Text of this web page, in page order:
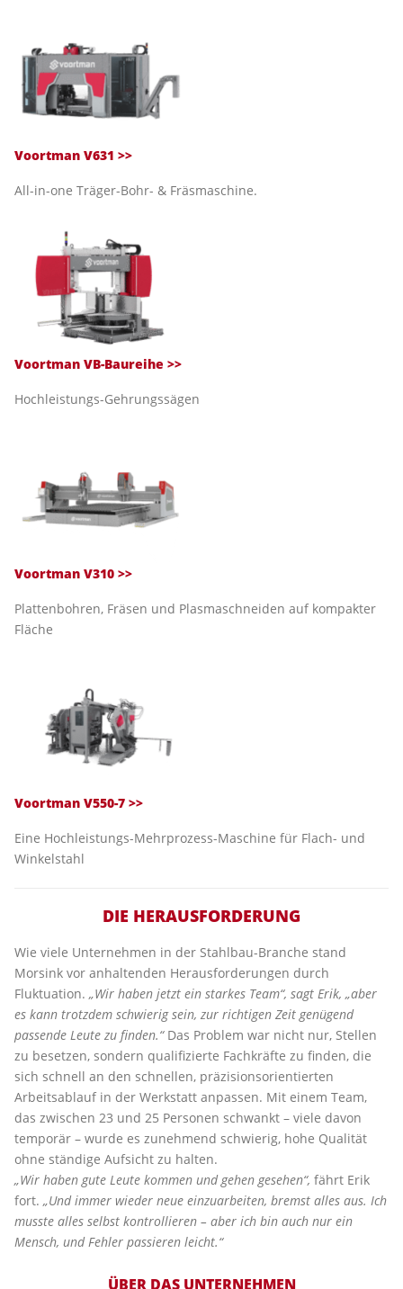
Voortman V631 >>
All-in-one Träger-Bohr- & Fräsmaschine.
Voortman VB-Baureihe >>
Hochleistungs-Gehrungssägen
Voortman V310 >>
Plattenbohren, Fräsen und Plasmaschneiden auf kompakter
Fläche
Voortman V550-7 >>
Eine Hochleistungs-Mehrprozess-Maschine für Flach- und
Winkelstahl
DIE HERAUSFORDERUNG
Wie viele Unternehmen in der Stahlbau-Branche stand
Morsink vor anhaltenden Herausforderungen durch
Fluktuation. „Wir haben jetzt ein starkes Team“, sagt Erik, „aber
es kann trotzdem schwierig sein, zur richtigen Zeit genügend
passende Leute zu finden.“Das Problem war nicht nur, Stellen
zu besetzen, sondern qualifizierte Fachkräfte zu finden, die
sich schnell an den schnellen, präzisionsorientierten
Arbeitsablauf in der Werkstatt anpassen. Mit einem Team,
das zwischen 23 und 25 Personen schwankt – viele davon
temporär – wurde es zunehmend schwierig, hohe Qualität
ohne ständige Aufsicht zu halten.
„Wir haben gute Leute kommen und gehen gesehen“, fährt Erik
fort. „Und immer wieder neue einzuarbeiten, bremst alles aus. Ich
musste alles selbst kontrollieren – aber ich bin auch nur ein
Mensch, und Fehler passieren leicht.“
ÜBER DAS UNTERNEHMEN